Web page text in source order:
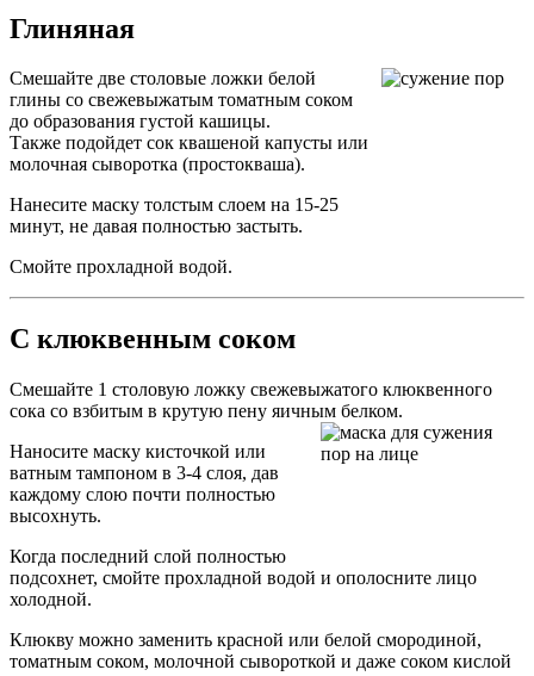
Глиняная
Смешайте две столовые ложки белой
глины со свежевыжатым томатным соком
до образования густой кашицы.
Также подойдет сок квашеной капусты или
молочная сыворотка (простокваша).
Нанесите маску толстым слоем на 15-25
минут, не давая полностью застыть.
Смойте прохладной водой.
С клюквенным соком
Смешайте 1 столовую ложку свежевыжатого клюквенного
сока со взбитым в крутую пену яичным белком.
Наносите маску кисточкой или
ватным тампоном в 3-4 слоя, дав
каждому слою почти полностью
высохнуть.
Когда последний слой полностью
подсохнет, смойте прохладной водой и ополосните лицо
холодной.
Клюкву можно заменить красной или белой смородиной,
томатным соком, молочной сывороткой и даже соком кислой